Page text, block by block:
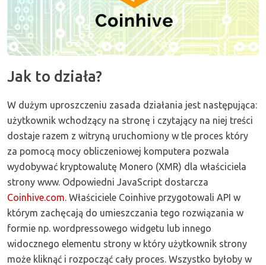
Jak to działa?
W dużym uproszczeniu zasada działania jest następująca:
użytkownik wchodzący na stronę i czytający na niej treści
dostaje razem z witryną uruchomiony w tle proces który
za pomocą mocy obliczeniowej komputera pozwala
wydobywać kryptowalutę Monero (XMR) dla właściciela
strony www. Odpowiedni JavaScript dostarcza
Coinhive.com . Właściciele Coinhive przygotowali API w
którym zachęcają do umieszczania tego rozwiązania w
formie np. wordpressowego widgetu lub innego
widocznego elementu strony w który użytkownik strony
może kliknąć i rozpocząć cały proces. Wszystko byłoby w